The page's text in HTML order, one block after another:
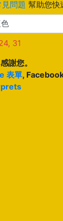
問題 幫助您快
31
謝您。
表單,